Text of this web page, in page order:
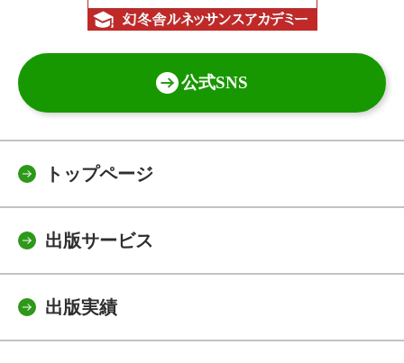
公式SNS
トップページ
出版サービス
出版実績